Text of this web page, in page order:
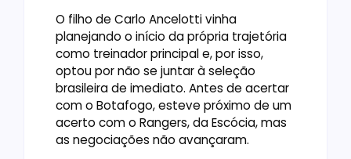
O filho de Carlo Ancelotti vinha
planejando o início da própria trajetória
como treinador principal e, por isso,
optou por não se juntar à seleção
brasileira de imediato. Antes de acertar
com o Botafogo, esteve próximo de um
acerto com o Rangers, da Escócia, mas
as negociações não avançaram.